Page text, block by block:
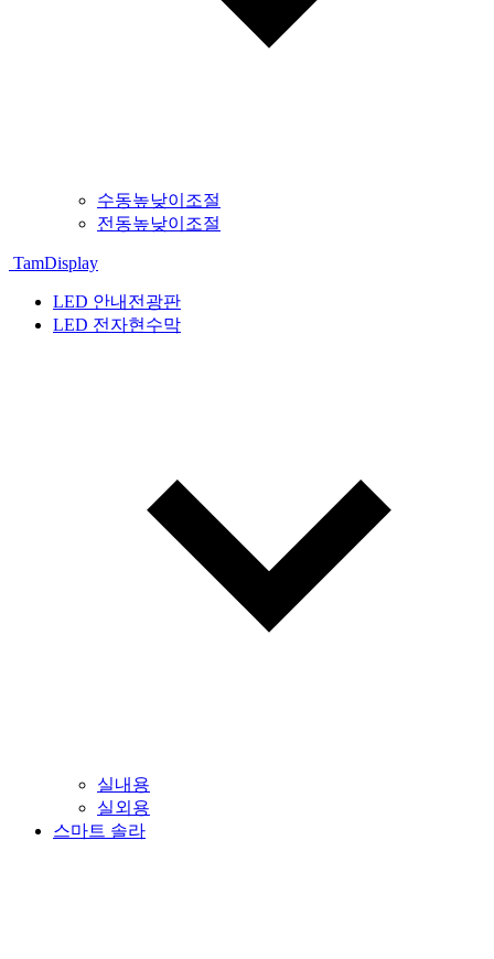
수동높낮이조절
전동높낮이조절
TamDisplay
LED 안내전광판
LED 전자현수막
실내용
실외용
스마트 솔라